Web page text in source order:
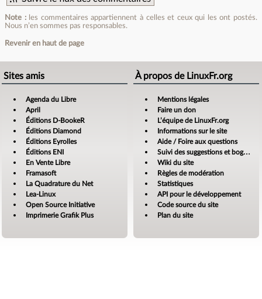
Note :les commentaires appartiennent à celles et ceux qui les ont postés.
Nous n’en sommes pas responsables.
Revenir en haut de page
Sites amis
Agenda du Libre
April
Éditions D-BookeR
Éditions Diamond
Éditions Eyrolles
Éditions ENI
En Vente Libre
Framasoft
La Quadrature du Net
Lea-Linux
Open Source Initiative
Imprimerie Grafik Plus
À propos de LinuxFr.org
Mentions légales
Faire un don
L’équipe de LinuxFr.org
Informations sur le site
Aide / Foire aux questions
Suivi des suggestions et bogues
Wiki du site
Règles de modération
Statistiques
API pour le développement
Code source du site
Plan du site